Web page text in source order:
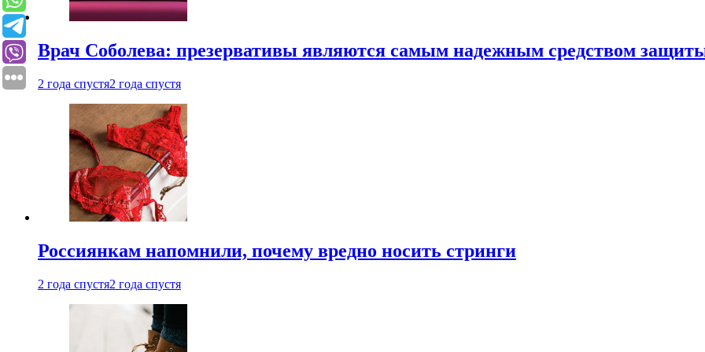
Врач Соболева: презервативы являются самым надежным средством
2 года спустя2 года спустя
Россиянкам напомнили, почему вредно носить стринги
2 года спустя2 года спустя